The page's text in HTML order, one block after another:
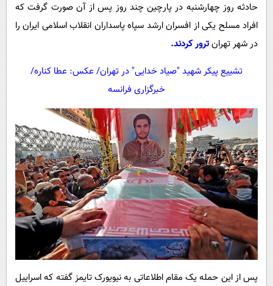
حادثه روز چهارشنبه در پارچین چند روز پس از آن صورت گرفت که
افراد مسلح یکی از افسران ارشد سپاه پاسداران انقلاب اسلامی ایران را
در شهر تهرانترور کردند.
تشییع پیکر شهید "صیاد خدایی" در تهران/ عکس: عطا کناره/
خبرگزاری فرانسه
پس از این حمله یک مقام اطلاعاتی به نیویورک تایمز گفته که اسراییل